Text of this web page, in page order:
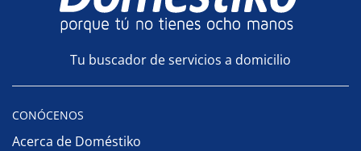
Tu buscador de servicios a domicilio
CONÓCENOS
Acerca de Doméstiko